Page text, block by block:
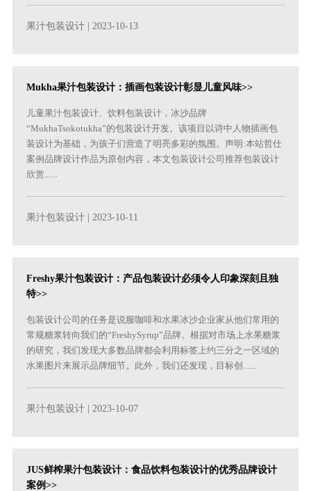
果汁包装设计 | 2023-10-13
Mukha果汁包装设计：插画包装设计彰显儿童风味>>
儿童果汁包装设计、饮料包装设计，冰沙品牌
“MukhaTsokotukha”的包装设计开发。该项目以诗中人物插画包
装设计为基础，为孩子们营造了明亮多彩的氛围。声明:本站哲仕
案例品牌设计作品为原创内容，本文包装设计公司推荐包装设计
欣赏......
果汁包装设计 | 2023-10-11
Freshy果汁包装设计：产品包装设计必须令人印象深刻且独
特>>
包装设计公司的任务是说服咖啡和水果冰沙企业家从他们常用的
常规糖浆转向我们的“FreshySyrup”品牌。根据对市场上水果糖浆
的研究，我们发现大多数品牌都会利用标签上约三分之一区域的
水果图片来展示品牌细节。此外，我们还发现，目标创......
果汁包装设计 | 2023-10-07
JUS鲜榨果汁包装设计：食品饮料包装设计的优秀品牌设计
案例>>